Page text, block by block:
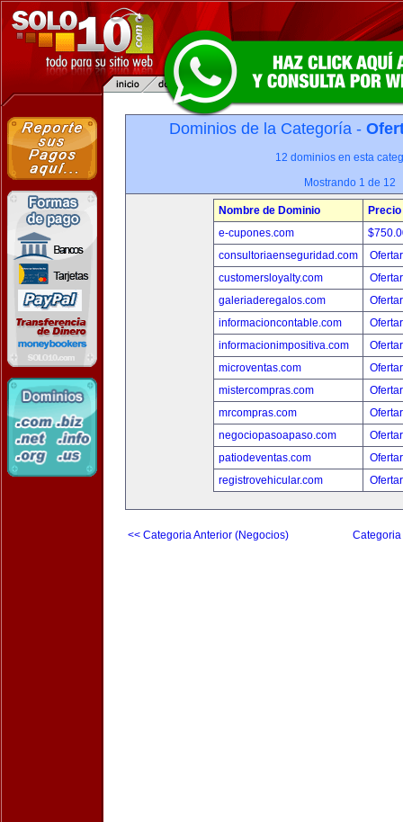
Dominios de la Categoría -
12 dominios en esta
Mostrando 1 de 12
Nombre de Dominio
Precio
e-cupones.com
consultoriaenseguridad.com
customersloyalty.com
galeriaderegalos.com
informacioncontable.com
informacionimpositiva.com
microventas.com
mistercompras.com
mrcompras.com
negociopasoapaso.com
patiodeventas.com
registrovehicular.com
<< Categoria Anterior (Negocios)